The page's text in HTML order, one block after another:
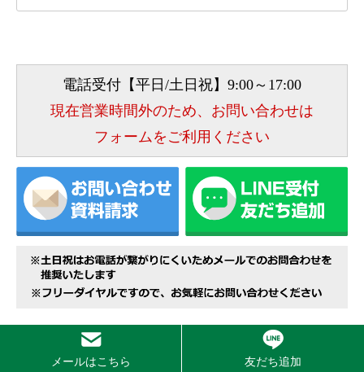
電話受付【平日/土日祝】9:00～17:00
現在営業時間外のため、お問い合わせは
フォームをご利用ください
お墓総合サービスの受付エリア
メールはこちら 友だち追加